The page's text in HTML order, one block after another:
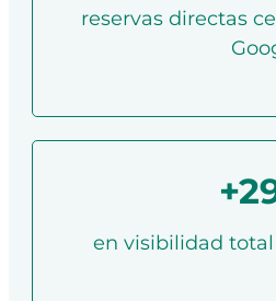
reservas directas
en visibilidad